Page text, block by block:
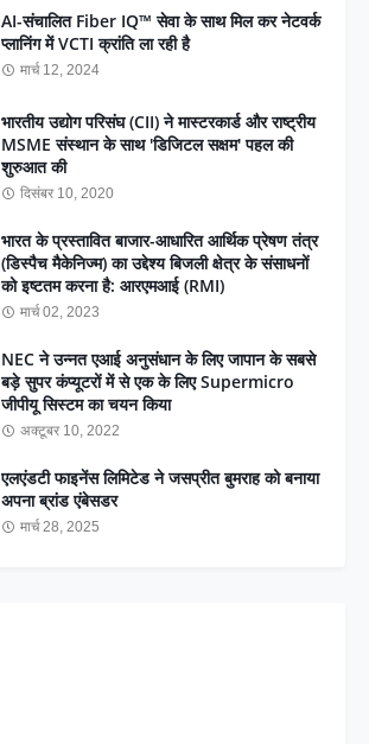
AI-संचालित Fiber IQ™ सेवा के साथ मिल कर नेटवर्क
प्लानिंग में VCTI क्रांति ला रही है
मार्च 12, 2024
भारतीय उद्योग परिसंघ (CII) ने मास्टरकार्ड और राष्ट्रीय
MSME संस्थान के साथ 'डिजिटल सक्षम' पहल की
शुरुआत की
दिसंबर 10, 2020
भारत के प्रस्तावित बाजार-आधारित आर्थिक प्रेषण तंत्र
(डिस्पैच मैकेनिज्म) का उद्देश्य बिजली क्षेत्र के संसाधनों
को इष्टतम करना है: आरएमआई (RMI)
मार्च 02, 2023
NEC ने उन्नत एआई अनुसंधान के लिए जापान के सबसे
बड़े सुपर कंप्यूटरों में से एक के लिए Supermicro
जीपीयू सिस्टम का चयन किया
अक्टूबर 10, 2022
एलएंडटी फाइनेंस लिमिटेड ने जसप्रीत बुमराह को बनाया
अपना ब्रांड एंबेसडर
मार्च 28, 2025